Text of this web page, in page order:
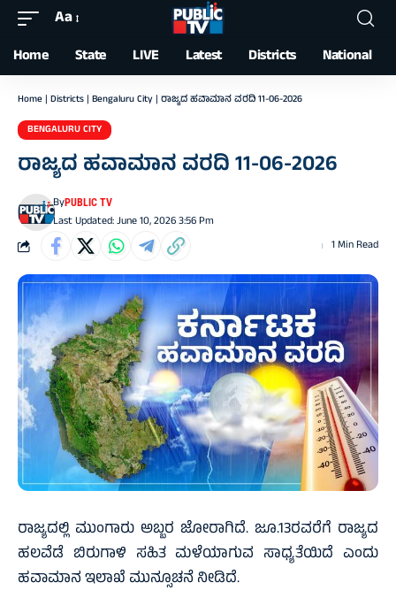
Font
Resizer
Aa
Home State LIVE Latest Districts National
Home | Districts | Bengaluru City | ರಾಜ್ಯದ ಹವಾಮಾನ ವರದಿ 11-06-2026
BENGALURU CITY
ರಾಜ್ಯದ ಹವಾಮಾನ ವರದಿ 11-06-2026
Last Updated: June 10, 2026 3:56 Pm
ByPUBLIC TV
1 Min Read
ರಾಜ್ಯದಲ್ಲಿ ಮುಂಗಾರು ಅಬ್ಬರ ಜೋರಾಗಿದೆ. ಜೂ.13ರವರೆಗೆ ರಾಜ್ಯದ
ಹಲವೆಡೆ ಬಿರುಗಾಳಿ ಸಹಿತ ಮಳೆಯಾಗುವ ಸಾಧ್ಯತೆಯಿದೆ ಎಂದು
ಹವಾಮಾನ ಇಲಾಖೆ ಮುನ್ಸೂಚನೆ ನೀಡಿದೆ.